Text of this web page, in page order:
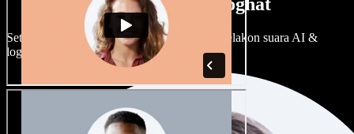
Setiap projek boleh jadi unik. Pilih ratusan pelakon suara AI &
loghat, laraskan ikut cita rasa anda.